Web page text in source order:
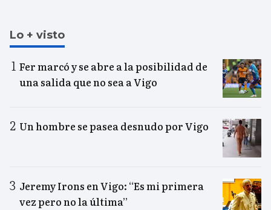
Lo + visto
Fer marcó y se abre a la posibilidad de
una salida que no sea a Vigo
Un hombre se pasea desnudo por Vigo
Jeremy Irons en Vigo: “Es mi primera
vez pero no la última”